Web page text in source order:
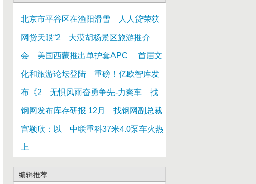
北京市平谷区在渔阳滑雪 人人贷荣获
网贷天眼“2 大漠胡杨景区旅游推介
会 美国西蒙推出单护套APC 首届文
化和旅游论坛登陆 重磅！亿欧智库发
布《2 无惧风雨奋勇争先-力爽车 找
钢网发布库存研报 12月 找钢网副总裁
宫颖欣：以 中联重科37米4.0泵车火热
上
编辑推荐